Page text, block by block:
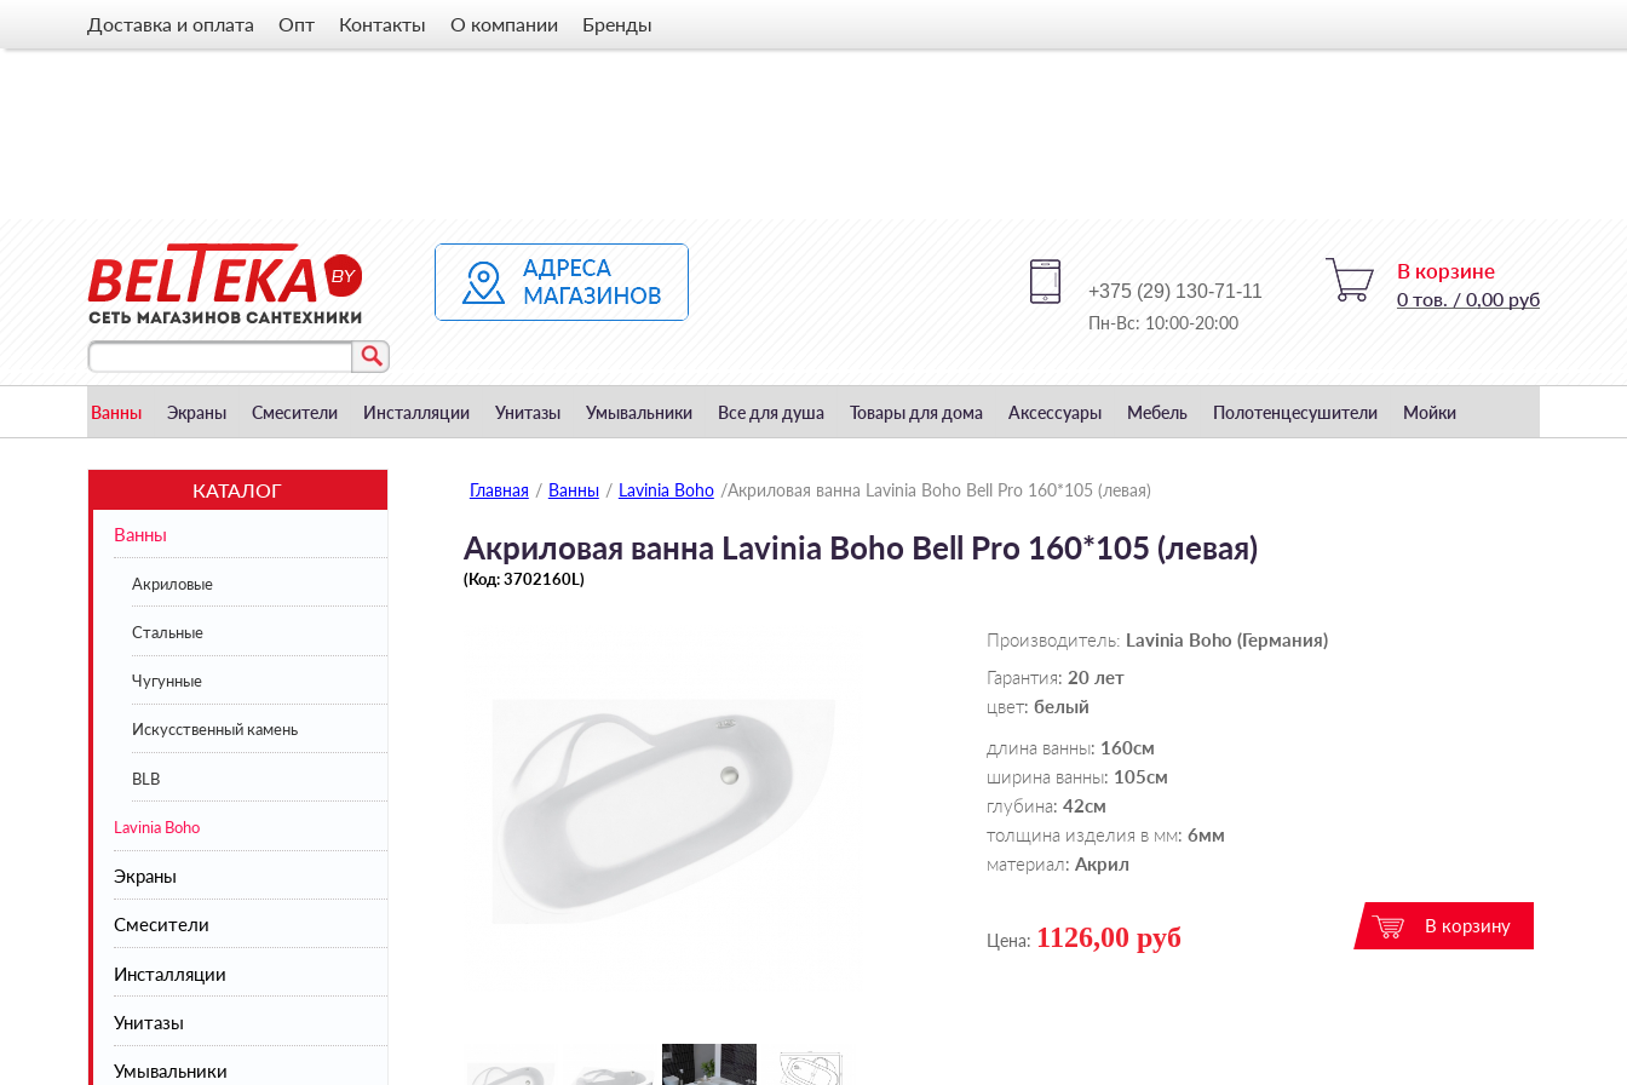
Доставка и оплата Опт Контакты О компании Бренды
В корзине
0 тов. / 0,00 руб
+375 (29) 130-71-11
Пн-Вс: 10:00-20:00
Ванны Экраны Смесители Инсталляции Унитазы Умывальники Все для душа Товары для дома Аксессуары Мебель Полотенцесушители Мойки
Главная / Ванны / Lavinia Boho /Акриловая ванна Lavinia Boho Bell Pro 160*105 (левая)
Акриловая ванна Lavinia Boho Bell Pro 160*105 (левая)
(Код:3702160L )
Производитель: Lavinia Boho (Германия)
Гарантия: 20 лет
цвет: белый
длина ванны: 160см
ширина ванны: 105см
глубина: 42см
толщина изделия в мм: 6мм
материал: Акрил
Цена: 1126,00 руб
КАТАЛОГ
Ванны
Акриловые
Стальные
Чугунные
Искусственный камень
BLB
Lavinia Boho
Экраны
Экраны под ванну белые
Экраны под ванну цветные
Смесители
Смесители для кухни
Смесители для душа
Смесители для умывальника
Инсталляции
Унитазы
Напольные
Умывальники